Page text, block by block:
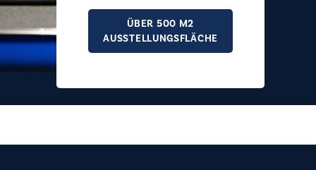
beraten.
ÜBER 500 M2
AUSSTELLUNGSFLÄCHE
ÜBER 500 M2
AUSSTELLUNGSFLÄCHE
ÜBER 500 M2
AUSSTELLUNGSFLÄCHE